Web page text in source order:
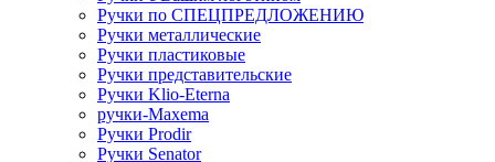
Ручки по СПЕЦПРЕДЛОЖЕНИЮ
Ручки металлические
Ручки пластиковые
Ручки представительские
Ручки Klio-Eterna
ручки-Maxema
Ручки Prodir
Ручки Senator